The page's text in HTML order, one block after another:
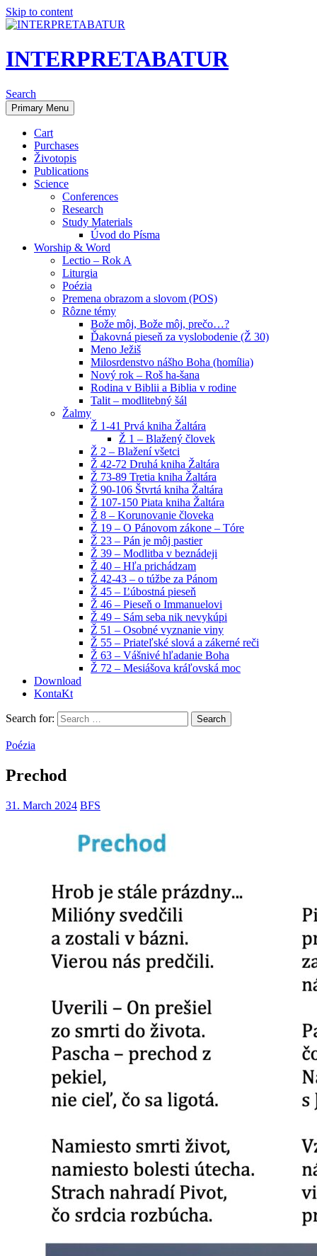
Skip to content
INTERPRETABATUR
Search
Primary Menu
Cart
Purchases
Životopis
Publications
Science
Conferences
Research
Study Materials
Úvod do Písma
Worship & Word
Lectio – Rok A
Liturgia
Poézia
Premena obrazom a slovom (POS)
Rôzne témy
Bože môj, Bože môj, prečo…?
Ďakovná pieseň za vyslobodenie (Ž 30)
Meno Ježiš
Milosrdenstvo nášho Boha (homília)
Nový rok – Roš ha-šana
Rodina v Biblii a Biblia v rodine
Talit – modlitebný šál
Žalmy
Ž 1-41 Prvá kniha Žaltára
Ž 1 – Blažený človek
Ž 2 – Blažení všetci
Ž 42-72 Druhá kniha Žaltára
Ž 73-89 Tretia kniha Žaltára
Ž 90-106 Štvrtá kniha Žaltára
Ž 107-150 Piata kniha Žaltára
Ž 8 – Korunovanie človeka
Ž 19 – O Pánovom zákone – Tóre
Ž 23 – Pán je môj pastier
Ž 39 – Modlitba v beznádeji
Ž 40 – Hľa prichádzam
Ž 42-43 – o túžbe za Pánom
Ž 45 – Ľúbostná pieseň
Ž 46 – Pieseň o Immanuelovi
Ž 49 – Sám seba nik nevykúpi
Ž 51 – Osobné vyznanie viny
Ž 55 – Priateľské slová a zákerné reči
Ž 63 – Vášnivé hľadanie Boha
Ž 72 – Mesiášova kráľovská moc
Download
KontaKt
Search for:
Poézia
Prechod
31. March 2024 BFS